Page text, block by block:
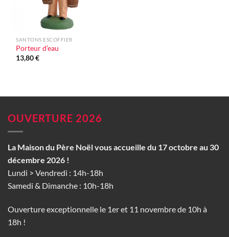
SANTONS ESCOFFIER
Porteur d’eau
13,80€
OUVERTURE 2026
La Maison du Père Noël vous accueille du 17 octobre au 30
décembre 2026 !
Lundi > Vendredi : 14h-18h
Samedi & Dimanche : 10h-18h
Ouverture exceptionnelle le 1er et 11 novembre de 10h à
18h !